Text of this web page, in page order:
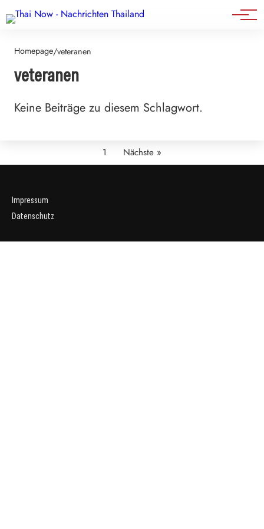
Events
Homepage/veteranen
veteranen
Keine Beiträge zu diesem Schlagwort.
1 Nächste »
Impressum
Datenschutz